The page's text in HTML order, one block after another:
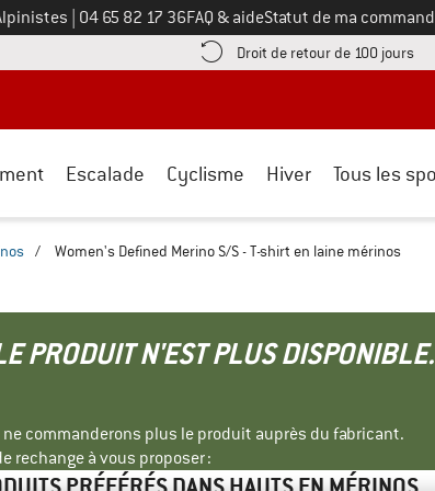
Appelez-nous au
04 65 82 17 36FAQ & aideStatut de ma
de paiement ici ! Ouvre une boîte d'information
Droit de retour de 100 jours
Escalade Cyclisme Hiver Tous les
/ Women's Defined Merino S/S - T-shirt en laine mérinos
PRODUIT N'EST PLUS
commanderons plus le produit auprès du fabricant.
rechange à vous proposer :